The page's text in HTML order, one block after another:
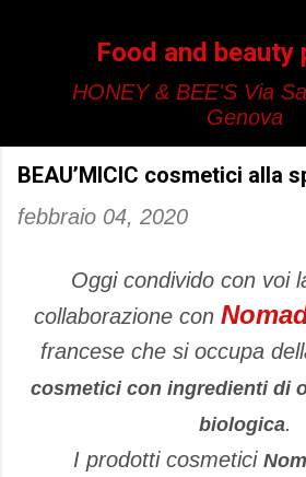
Food and beauty
HONEY & BEE'S Via
Genova
BEAU’MICIC cosmetici alla
febbraio 04, 2020
Oggi condivido con voi
collaborazione con
francese che si occupa
cosmetici con ingredienti di
biologica.
I prodotti cosmetici